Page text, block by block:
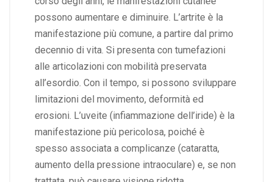
possono aumentare e diminuire. L’artrite è la
manifestazione più comune, a partire dal primo
decennio di vita. Si presenta con tumefazioni
alle articolazioni con mobilità preservata
all’esordio. Con il tempo, si possono sviluppare
limitazioni del movimento, deformità ed
erosioni. L’uveite (infiammazione dell’iride) è la
manifestazione più pericolosa, poiché è
spesso associata a complicanze (cataratta,
aumento della pressione intraoculare) e, se non